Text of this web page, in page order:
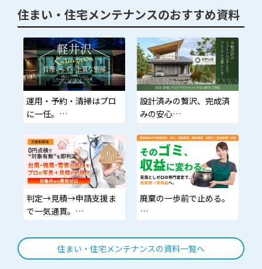
住まい・住宅メンテナンスのおすすめ資料
運用・予約・清掃はプロ
に一任。
愉しむだけ。
設計済みの贅沢、完成済
みの安心
み。家具・家電・カーテ
ン標準搭載の即入居モデ
ル。
判定→見積→申請支援ま
で一気通貫。
資産価値を守る
廃棄の一歩前で止める。
慣。捨てる決断の前に。
住まい・住宅メンテナンスの資料一覧へ